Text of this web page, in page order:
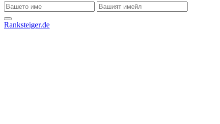
Ranksteiger.de